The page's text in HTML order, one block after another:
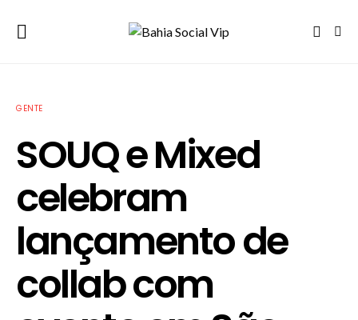
GENTE
SOUQ e Mixed
celebram
lançamento de
collab com